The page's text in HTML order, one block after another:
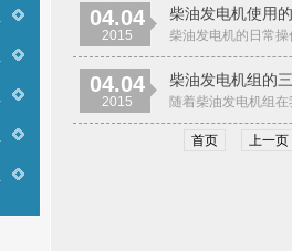
04.04
2015
柴油发电机使用
柴油发电机的日常
04.04
2015
柴油发电机组的
随着柴油发电机组
首页 上一页